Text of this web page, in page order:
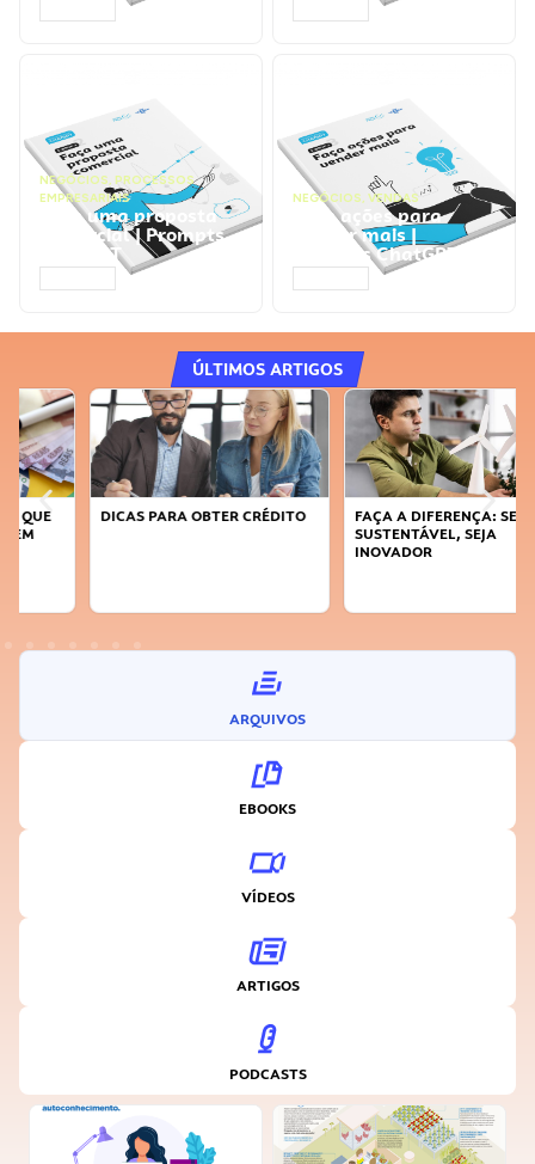
NEGÓCIOS, PROCESSOS
EMPRESARIAIS
Faça uma proposta
comercial | Prompts
ChatGPT
NEGÓCIOS, VENDAS
Faça ações para
vender mais |
Prompts ChatGPT
ÚLTIMOS ARTIGOS
DICAS PARA OBTER CRÉDITO
FAÇA A DIFERENÇA: SEJA
SUSTENTÁVEL, SEJA
INOVADOR
ARQUIVOS
EBOOKS
VÍDEOS
ARTIGOS
PODCASTS